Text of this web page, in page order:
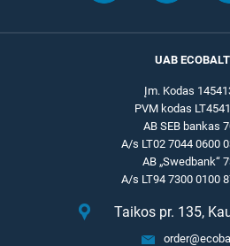
UAB
Įm. Kodas
PVM kodas
AB SEB bankas
A/s LT02 7044 0600
AB „Swedbank“
A/s LT94 7300 0100
Taikos pr. 135,